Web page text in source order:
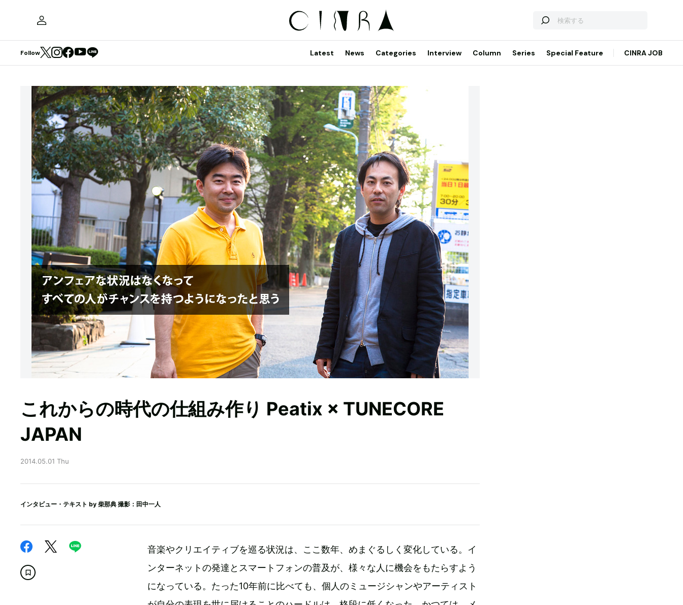
Follow Latest News Categories Interview Column Series Special Feature CINRA JOB
これからの時代の仕組み作り Peatix × TUNECORE
JAPAN
2014.05.01 Thu
インタビュー・テキスト by 柴那典 撮影：田中一人
音楽やクリエイティブを巡る状況は、ここ数年、めまぐるしく変化している。イ
ンターネットの発達とスマートフォンの普及が、様々な人に機会をもたらすよう
になっている。たった10年前に比べても、個人のミュージシャンやアーティスト